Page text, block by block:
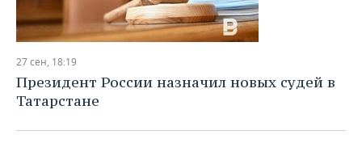
27 сен, 18:19
Президент России назначил новых судей в
Татарстане